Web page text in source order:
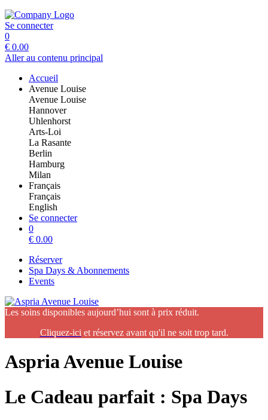
Se connecter
0
€ 0.00
Aller au contenu principal
Accueil
Avenue Louise
Avenue Louise
Hannover
Uhlenhorst
Arts-Loi
La Rasante
Berlin
Hamburg
Milan
Français
Français
English
Se connecter
0
€ 0.00
Réserver
Spa Days & Abonnements
Events
Les soins disponibles aujourd’hui sont à prix réduit.
Cliquez-ici et réservez avant qu'il ne soit trop tard.
Aspria Avenue Louise
Le Cadeau parfait : Spa Days